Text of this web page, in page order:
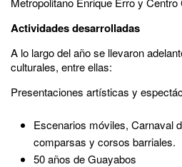
Actividades desarrolladas
A lo largo del año se llevaron
culturales, entre ellas:
Presentaciones artísticas y
Escenarios móviles, Carnaval
comparsas y corsos barriales.
50 años de Guayabos